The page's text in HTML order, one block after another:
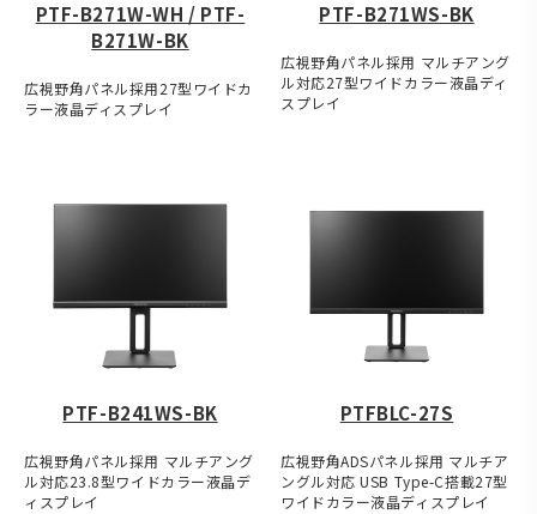
PTF-B271W-WH / PTF-
B271W-BK
広視野角パネル採用27型ワイドカ
ラー液晶ディスプレイ
PTF-B271WS-BK
広視野角パネル採用 マルチアング
ル対応27型ワイドカラー液晶ディ
スプレイ
PTF-B241WS-BK
広視野角パネル採用 マルチアング
ル対応23.8型ワイドカラー液晶デ
ィスプレイ
PTFBLC-27S
広視野角ADSパネル採用 マルチア
ングル対応 USB Type-C搭載27型
ワイドカラー液晶ディスプレイ